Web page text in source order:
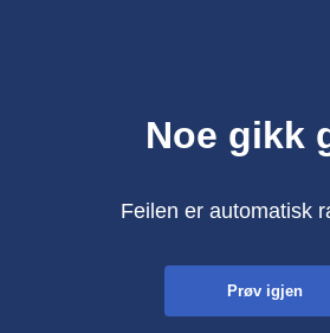
Noe gikk
Feilen er automatisk
Prøv igjen